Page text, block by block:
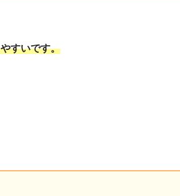
すいです。